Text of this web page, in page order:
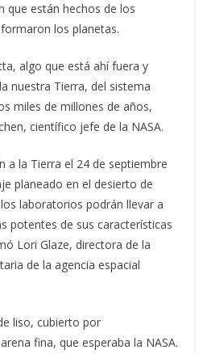
que están hechos de los
los planetas.
algo que está ahí fuera y
nuestra Tierra, del sistema
miles de millones de años,
científico jefe de la NASA.
a la Tierra el 24 de septiembre
planeado en el desierto de
laboratorios podrán llevar a
potentes de sus características
Lori Glaze, directora de la
de la agencia espacial
liso, cubierto por
fina, que esperaba la NASA.